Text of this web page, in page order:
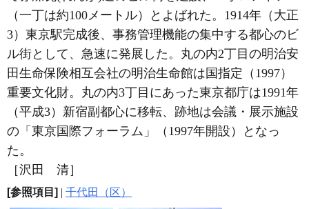
（一丁は約100メートル）とよばれた。1914年（大正
3）東京駅完成後、事務管理機能の集中する都心のビ
ル街として、急速に発展した。丸の内2丁目の明治安
田生命保険相互会社の明治生命館は国指定（1997）
重要文化財。丸の内3丁目にあった東京都庁は1991年
（平成3）新宿副都心に移転、跡地は会議・展示施設
の「東京国際フォーラム」（1997年開設）となっ
た。
［沢田 清］
[参照項目] | 千代田（区）